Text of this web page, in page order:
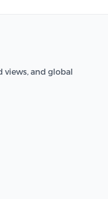
views, and global